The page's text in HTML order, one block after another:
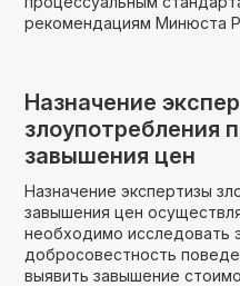
рекомендациям Минюста
Назначение
злоупотребления
завышения цен
Назначение экспертизы
завышения цен
необходимо исследовать
добросовестность
выявить завышение